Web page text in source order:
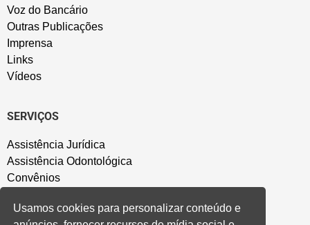
Voz do Bancário
Outras Publicações
Imprensa
Links
Vídeos
SERVIÇOS
Assistência Jurídica
Assistência Odontológica
Convênios
Salão de Festa
Usamos cookies para personalizar conteúdo e